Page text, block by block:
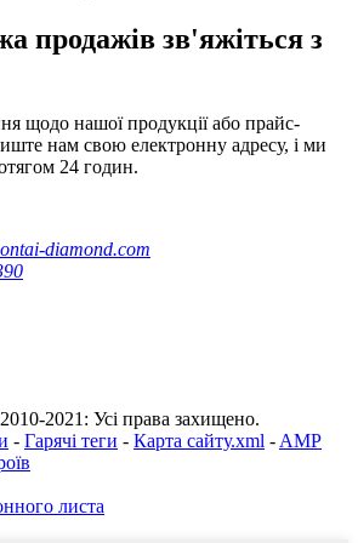
продажів зв'яжіться з
щодо нашої продукції або прайс-
нам свою електронну адресу, і ми
24 годин.
diamond.com
2021: Усі права захищено.
- Гарячі теги - Карта сайту.xml - AMP
листа